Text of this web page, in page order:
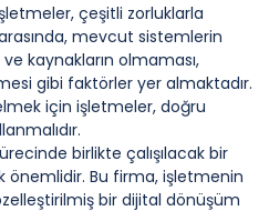
çeşitli zorluklarla
mevcut sistemlerin
kaynakların olmaması,
gibi faktörler yer almaktadır.
için işletmeler, doğru
birlikte çalışılacak bir
önemlidir. Bu firma, işletmenin
bir dijital dönüşüm